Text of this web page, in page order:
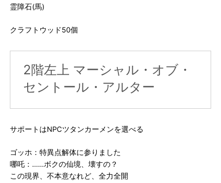
霊障石(馬)
クラフトウッド50個
2階左上 マーシャル・オブ・
セントール・アルター
サポートはNPCツタンカーメンを選べる
ゴッホ：特異点解体に参りました
哪吒：……ボクの仙境、壊すの？
この現界、不本意なれど、全力全開